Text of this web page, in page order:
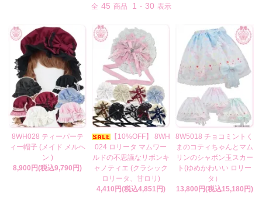
全 45 商品 1 - 30 表示
8WH028 ティーパーテ
ィー帽子 (メイド メルヘ
ン )
8,900円(税込9,790円)
【10%OFF】 8WH
024 ロリータ マムワー
ルドの不思議なリボンキ
ャノティエ (クラシック
ロリータ、甘ロリ)
4,410円(税込4,851円)
8W5018 チョコミントく
まのコティちゃんとマム
リンのシャボン玉スカー
ト(ゆめかわいい ロリー
タ）
13,800円(税込15,180円)